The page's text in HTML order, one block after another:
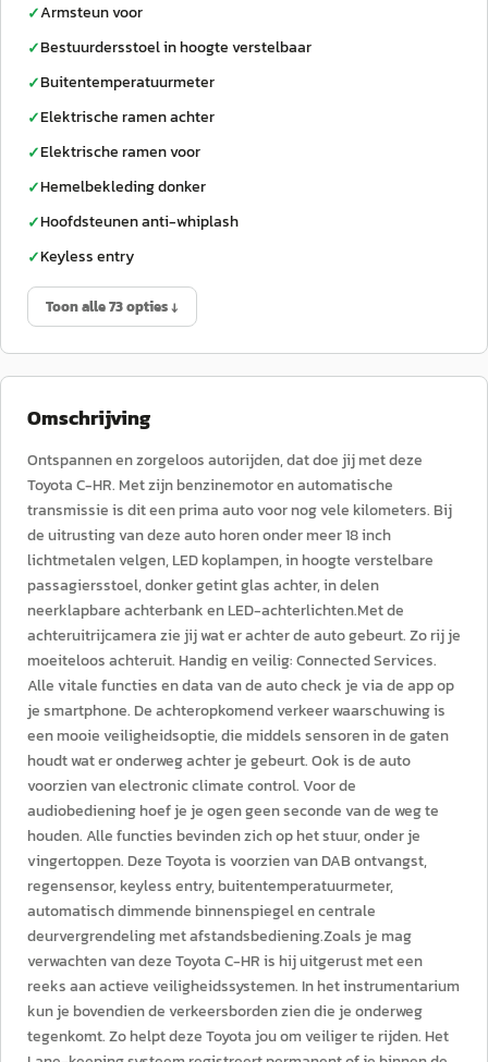
✓Armsteun voor
✓Bestuurdersstoel in hoogte verstelbaar
✓Buitentemperatuurmeter
✓Elektrische ramen achter
✓Elektrische ramen voor
✓Hemelbekleding donker
✓Hoofdsteunen anti-whiplash
✓Keyless entry
Toon alle 73 opties ↓
Omschrijving
Ontspannen en zorgeloos autorijden, dat doe jij met deze
Toyota C-HR. Met zijn benzinemotor en automatische
transmissie is dit een prima auto voor nog vele kilometers. Bij
de uitrusting van deze auto horen onder meer 18 inch
lichtmetalen velgen, LED koplampen, in hoogte verstelbare
passagiersstoel, donker getint glas achter, in delen
neerklapbare achterbank en LED-achterlichten.Met de
achteruitrijcamera zie jij wat er achter de auto gebeurt. Zo rij je
moeiteloos achteruit. Handig en veilig: Connected Services.
Alle vitale functies en data van de auto check je via de app op
je smartphone. De achteropkomend verkeer waarschuwing is
een mooie veiligheidsoptie, die middels sensoren in de gaten
houdt wat er onderweg achter je gebeurt. Ook is de auto
voorzien van electronic climate control. Voor de
audiobediening hoef je je ogen geen seconde van de weg te
houden. Alle functies bevinden zich op het stuur, onder je
vingertoppen. Deze Toyota is voorzien van DAB ontvangst,
regensensor, keyless entry, buitentemperatuurmeter,
automatisch dimmende binnenspiegel en centrale
deurvergrendeling met afstandsbediening.Zoals je mag
verwachten van deze Toyota C-HR is hij uitgerust met een
reeks aan actieve veiligheidssystemen. In het instrumentarium
kun je bovendien de verkeersborden zien die je onderweg
tegenkomt. Zo helpt deze Toyota jou om veiliger te rijden. Het